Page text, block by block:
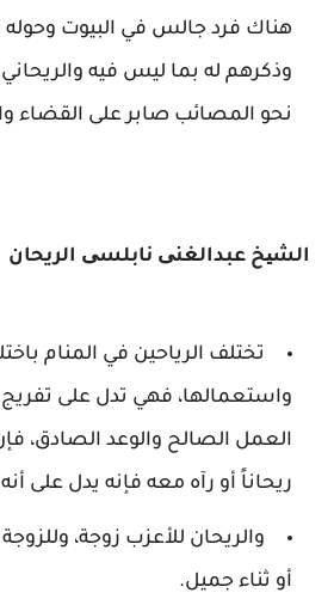
هناك فرد جالس في البيوت وحوله
وذكرهم له بما ليس فيه
نحو المصائب صابر على القضاء
الشیخ عبدالغنی نابلسی الريحان
تختلف الرياحين في المنام
واستعمالها، فهي تدل على
العمل الصالح والوعد الصادق،
ريحاناً أو رآه معه فإنه يدل على
والريحان للأعزب زوجة،
أو ثناء جميل.